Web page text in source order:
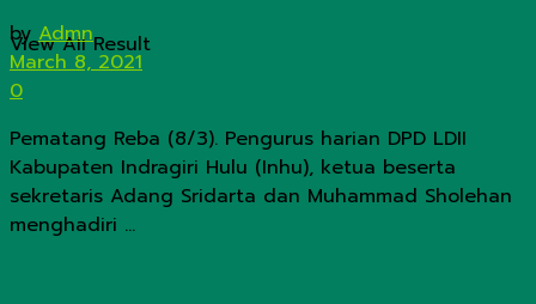
View All Result
by Admn
March 8, 2021
0
Pematang Reba (8/3). Pengurus harian DPD LDII
Kabupaten Indragiri Hulu (Inhu), ketua beserta
sekretaris Adang Sridarta dan Muhammad Sholehan
menghadiri ...